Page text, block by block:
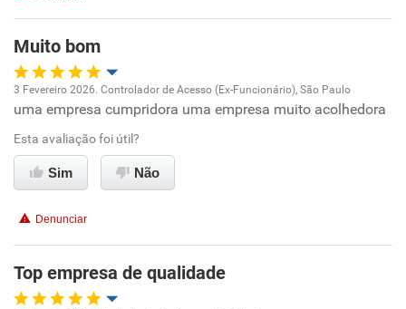
Recomenda a diretoria
Muito bom
Oportunidade de promoção
Ambiente de trabalho
Benefícios
Recomenda esta empresa
3 Fevereiro 2026. Controlador de Acesso (Ex-Funcionário), São Paulo
uma empresa cumpridora uma empresa muito acolhedora
Esta avaliação foi útil?
Sim Não
Denunciar
Top empresa de qualidade